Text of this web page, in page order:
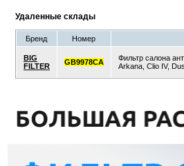
Удаленные склады
Бренд Номер
BIG
FILTER
GB9978CA
Фильтр салона
Arkana, Clio IV,